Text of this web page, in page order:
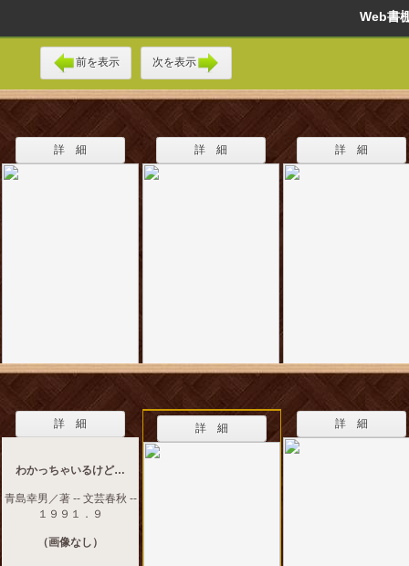
Web
前を表示 次を表示
詳 細 詳 細 詳 細
詳 細
わかっちゃいるけど…
青島幸男／著 -- 文芸春秋 --
１９９１．９
（画像なし）
詳 細 詳 細